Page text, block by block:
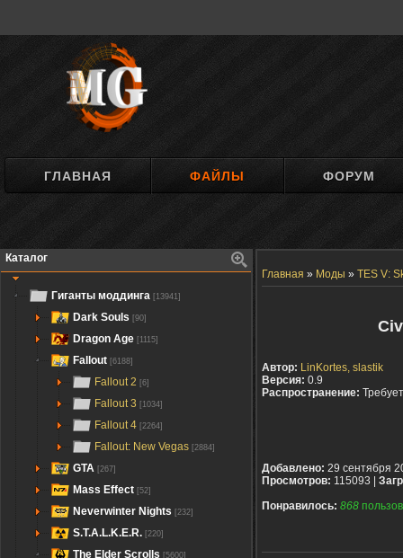
ГЛАВНАЯ ФАЙЛЫ ФОРУМ
Каталог
Гиганты моддинга [13941]
Dark Souls [90]
Dragon Age [1115]
Fallout [6188]
Fallout 2 [6]
Fallout 3 [1034]
Fallout 4 [2264]
Fallout: New Vegas [2884]
GTA [267]
Mass Effect [52]
Neverwinter Nights [232]
S.T.A.L.K.E.R. [220]
The Elder Scrolls [5600]
Главная » Моды » TES V:
Автор: LinKortes, slastik
Версия: 0.9
Распространение:
Добавлено: 29 сентября
Просмотров: 115093 |
Понравилось: 868